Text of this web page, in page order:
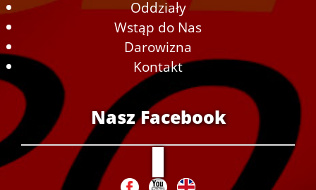
Oddziały
Wstąp do Nas
Darowizna
Kontakt
Nasz Facebook